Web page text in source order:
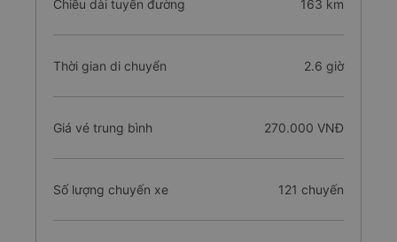
Chiều dài tuyến đường 163 km
Thời gian di chuyển 2.6 giờ
Giá vé trung bình 270.000 VNĐ
Số lượng chuyến xe 121 chuyến